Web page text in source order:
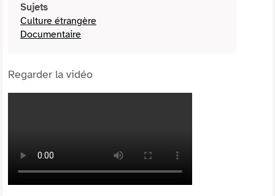
Sujets
Culture étrangère
Documentaire
Regarder la vidéo